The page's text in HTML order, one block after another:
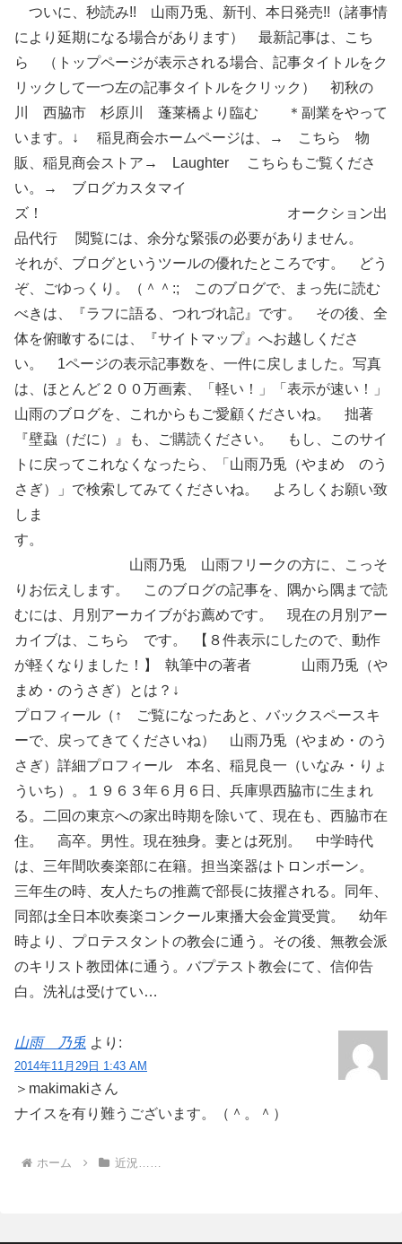
ついに、秒読み!! 山雨乃兎、新刊、本日発売!!（諸事情
により延期になる場合があります） 最新記事は、こち
ら （トップページが表示される場合、記事タイトルをク
リックして一つ左の記事タイトルをクリック） 初秋の
川 西脇市 杉原川 蓬莱橋より臨む ＊副業をやって
います。↓ 稲見商会ホームページは、→ こちら 物
販、稲見商会ストア→ Laughter こちらもご覧くださ
い。→ ブログカスタマイ
ズ！ オークション出
品代行 閲覧には、余分な緊張の必要がありません。
それが、ブログというツールの優れたところです。 どう
ぞ、ごゆっくり。（＾＾:; このブログで、まっ先に読む
べきは、『ラフに語る、つれづれ記』です。 その後、全
体を俯瞰するには、『サイトマップ』へお越しくださ
い。 1ページの表示記事数を、一件に戻しました。写真
は、ほとんど２００万画素、「軽い！」「表示が速い！」
山雨のブログを、これからもご愛顧くださいね。 拙著
『壁蝨（だに）』も、ご購読ください。 もし、このサイ
トに戻ってこれなくなったら、「山雨乃兎（やまめ のう
さぎ）」で検索してみてくださいね。 よろしくお願い致
しま
す。
山雨乃兎 山雨フリークの方に、こっそ
りお伝えします。 このブログの記事を、隅から隅まで読
むには、月別アーカイブがお薦めです。 現在の月別アー
カイブは、こちら です。 【８件表示にしたので、動作
が軽くなりました！】 執筆中の著者 山雨乃兎（や
まめ・のうさぎ）とは？↓
プロフィール（↑ ご覧になったあと、バックスペースキ
ーで、戻ってきてくださいね） 山雨乃兎（やまめ・のう
さぎ）詳細プロフィール 本名、稲見良一（いなみ・りょ
ういち）。１９６３年６月６日、兵庫県西脇市に生まれ
る。二回の東京への家出時期を除いて、現在も、西脇市在
住。 高卒。男性。現在独身。妻とは死別。 中学時代
は、三年間吹奏楽部に在籍。担当楽器はトロンボーン。
三年生の時、友人たちの推薦で部長に抜擢される。同年、
同部は全日本吹奏楽コンクール東播大会金賞受賞。 幼年
時より、プロテスタントの教会に通う。その後、無教会派
のキリスト教団体に通う。バプテスト教会にて、信仰告
白。洗礼は受けてい…
山雨 乃兎 より:
2014年11月29日 1:43 AM
＞makimakiさん
ナイスを有り難うございます。（＾。＾）
ホーム 近況……